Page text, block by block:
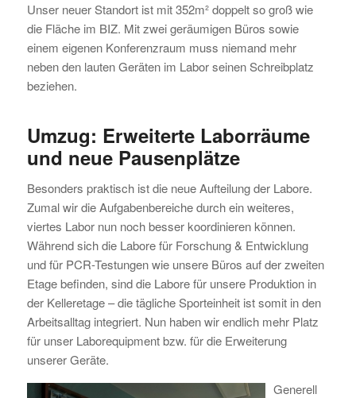
Unser neuer Standort ist mit 352m² doppelt so groß wie
die Fläche im BIZ. Mit zwei geräumigen Büros sowie
einem eigenen Konferenzraum muss niemand mehr
neben den lauten Geräten im Labor seinen Schreibplatz
beziehen.
Umzug: Erweiterte Laborräume
und neue Pausenplätze
Besonders praktisch ist die neue Aufteilung der Labore.
Zumal wir die Aufgabenbereiche durch ein weiteres,
viertes Labor nun noch besser koordinieren können.
Während sich die Labore für Forschung & Entwicklung
und für PCR-Testungen wie unsere Büros auf der zweiten
Etage befinden, sind die Labore für unsere Produktion in
der Kelleretage – die tägliche Sporteinheit ist somit in den
Arbeitsalltag integriert. Nun haben wir endlich mehr Platz
für unser Laborequipment bzw. für die Erweiterung
unserer Geräte.
Generell